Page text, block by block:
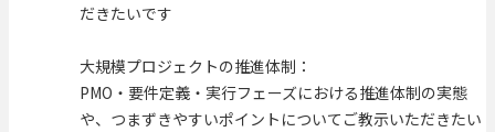
だきたいです
大規模プロジェクトの推進体制：
PMO・要件定義・実行フェーズにおける推進体制の実態
や、つまずきやすいポイントについてご教示いただきたい